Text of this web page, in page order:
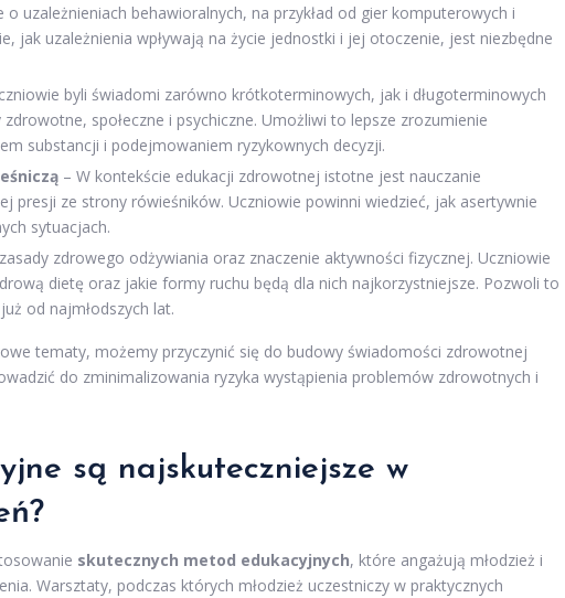
uzależnieniach behawioralnych, na przykład od gier komputerowych i
jak uzależnienia wpływają na życie jednostki i jej otoczenie, jest niezbędne
byli świadomi zarówno krótkoterminowych, jak i długoterminowych
społeczne i psychiczne. Umożliwi to lepsze zrozumienie
substancji i podejmowaniem ryzykownych decyzji.
– W kontekście edukacji zdrowotnej istotne jest nauczanie
presji ze strony rówieśników. Uczniowie powinni wiedzieć, jak asertywnie
sytuacjach.
zdrowego odżywiania oraz znaczenie aktywności fizycznej. Uczniowie
dietę oraz jakie formy ruchu będą dla nich najkorzystniejsze. Pozwoli to
od najmłodszych lat.
tematy, możemy przyczynić się do budowy świadomości zdrowotnej
do zminimalizowania ryzyka wystąpienia problemów zdrowotnych i
są najskuteczniejsze w
skutecznych metod edukacyjnych, które angażują młodzież i
Warsztaty, podczas których młodzież uczestniczy w praktycznych